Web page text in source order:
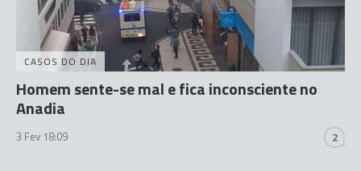
CASOS DO DIA
Homem sente-se mal e fica inconsciente no
Anadia
3 Fev 18:09 2